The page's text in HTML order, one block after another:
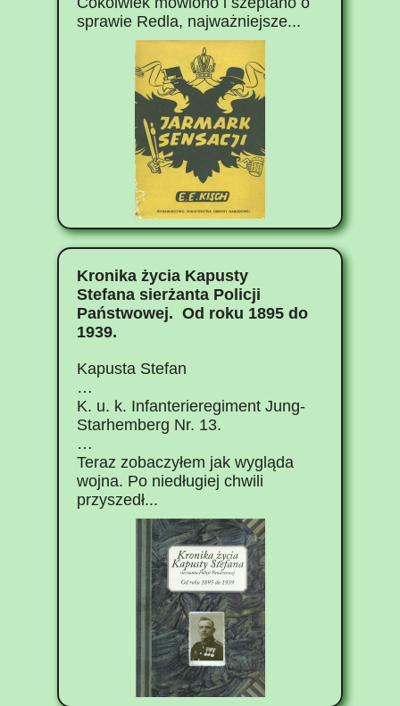
sprawie Redla, najważniejsze...
Kronika życia Kapusty
Stefana sierżanta Policji
Państwowej. Od roku 1895 do
1939.
Kapusta Stefan
…
K. u. k. Infanterieregiment Jung-
Starhemberg Nr. 13.
…
Teraz zobaczyłem jak wygląda
wojna. Po niedługiej chwili
przyszedł...